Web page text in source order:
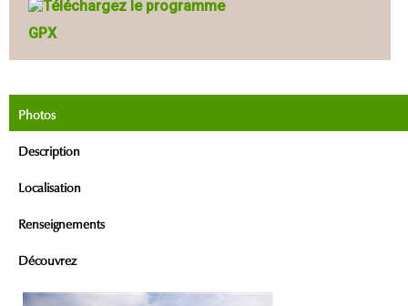
GPX
Photos
Description
Localisation
Renseignements
Découvrez